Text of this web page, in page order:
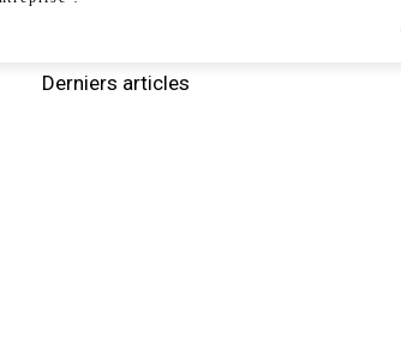
Derniers articles